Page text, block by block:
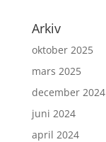
Arkiv
oktober 2025
mars 2025
december 2024
juni 2024
april 2024